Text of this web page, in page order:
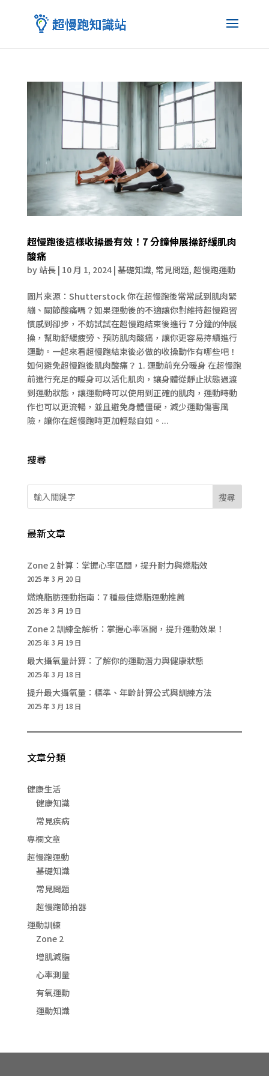
超慢跑後這樣收操最有效！7 分鐘伸展操舒緩肌肉
酸痛
by 站長| 10 月 1, 2024| 基礎知識, 常見問題, 超慢跑運動
圖片來源：Shutterstock 你在超慢跑後常常感到肌肉緊
繃、關節酸痛嗎？如果運動後的不適讓你對維持超慢跑習
慣感到卻步，不妨試試在超慢跑結束後進行 7 分鐘的伸展
操，幫助舒緩疲勞、預防肌肉酸痛，讓你更容易持續進行
運動。一起來看超慢跑結束後必做的收操動作有哪些吧！
如何避免超慢跑後肌肉酸痛？ 1. 運動前充分暖身 在超慢跑
前進行充足的暖身可以活化肌肉，讓身體從靜止狀態過渡
到運動狀態，讓運動時可以使用到正確的肌肉，運動時動
作也可以更流暢，並且避免身體僵硬，減少運動傷害風
險，讓你在超慢跑時更加輕鬆自如。...
搜尋
搜尋
最新文章
Zone 2 計算：掌握心率區間，提升耐力與燃脂效
2025 年 3 月 20 日
燃燒脂肪運動指南：7 種最佳燃脂運動推薦
2025 年 3 月 19 日
Zone 2 訓練全解析：掌握心率區間，提升運動效果！
2025 年 3 月 19 日
最大攝氧量計算：了解你的運動潛力與健康狀態
2025 年 3 月 18 日
提升最大攝氧量：標準、年齡計算公式與訓練方法
2025 年 3 月 18 日
文章分類
健康生活
健康知識
常見疾病
專欄文章
超慢跑運動
基礎知識
常見問題
超慢跑節拍器
運動訓練
Zone 2
增肌減脂
心率測量
有氧運動
運動知識